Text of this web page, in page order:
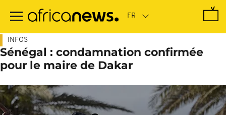
contenu
INFOS
Sénégal : condamnation confirmée
pour le maire de Dakar